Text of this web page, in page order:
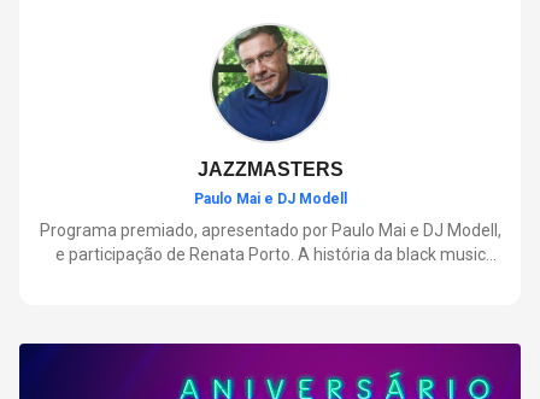
JAZZMASTERS
Paulo Mai e DJ Modell
Programa premiado, apresentado por Paulo Mai e DJ Modell,
e participação de Renata Porto. A história da black music